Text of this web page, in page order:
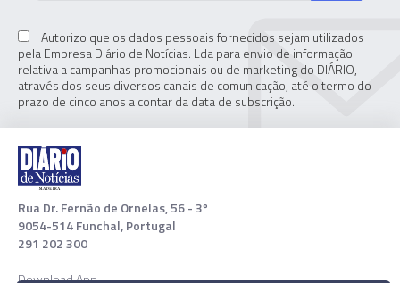
Autorizo que os dados pessoais fornecidos sejam utilizados
pela Empresa Diário de Notícias. Lda para envio de informação
relativa a campanhas promocionais ou de marketing do DIÁRIO,
através dos seus diversos canais de comunicação, até o termo do
prazo de cinco anos a contar da data de subscrição.
Rua Dr. Fernão de Ornelas, 56 - 3º
9054-514 Funchal, Portugal
291 202 300
Download App